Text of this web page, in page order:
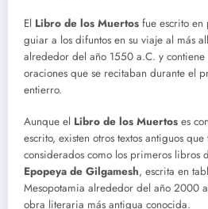
El Libro de los Muertos fue escrito
guiar a los difuntos en su viaje al más
alrededor del año 1550 a.C. y
oraciones que se recitaban durante el
entierro.
Aunque el Libro de los Muertos es
escrito, existen otros textos antiguos
considerados como los primeros libros
Epopeya de Gilgamesh, escrita en
Mesopotamia alrededor del año 2000
obra literaria más antigua conocida.